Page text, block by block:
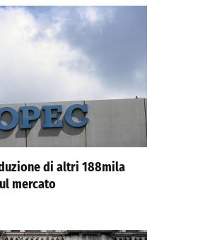
di altri 188mila
mercato